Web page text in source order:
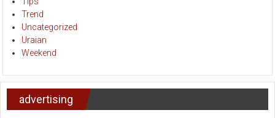
Trend
Uncategorized
Uraian
Weekend
advertising